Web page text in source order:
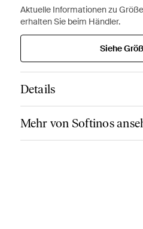
Aktuelle Informationen zu
erhalten Sie beim Händler.
Siehe
Details
Mehr von Softinos